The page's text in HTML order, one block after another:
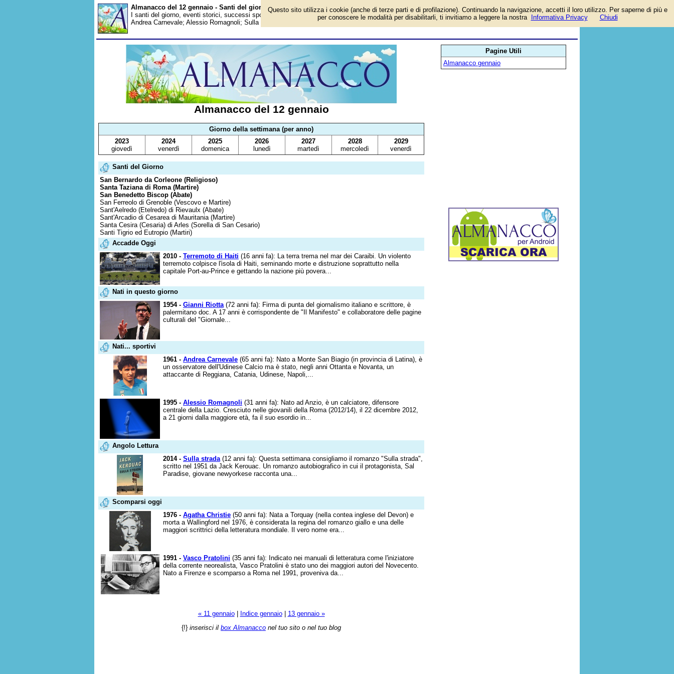
Almanacco del 12 gennaio - Santi del giorno
I santi del giorno, eventi storici, successi sportivi, anniversari e curiosità: Terremoto di Haiti; Gianni Riotta;
Andrea Carnevale; Alessio Romagnoli; Sulla strada; Agatha Christie; Vasco Pratolini
Almanacco del 12 gennaio
Giorno della settimana (per anno)
2023
giovedì
2024
venerdì
2025
domenica
2026
lunedì
2027
martedì
2028
mercoledì
2029
venerdì
Santi del Giorno
San Bernardo da Corleone (Religioso)
Santa Taziana di Roma (Martire)
San Benedetto Biscop (Abate)
San Ferreolo di Grenoble (Vescovo e Martire)
Sant'Aelredo (Etelredo) di Rievaulx (Abate)
Sant'Arcadio di Cesarea di Mauritania (Martire)
Santa Cesira (Cesaria) di Arles (Sorella di San Cesario)
Santi Tigrio ed Eutropio (Martiri)
Accadde Oggi
2010 - Terremoto di Haiti (16 anni fa): La terra trema nel mar dei Caraibi. Un violento
terremoto colpisce l'isola di Haiti, seminando morte e distruzione soprattutto nella
capitale Port-au-Prince e gettando la nazione più povera...
Nati in questo giorno
1954 - Gianni Riotta(72 anni fa): Firma di punta del giornalismo italiano e scrittore, è
palermitano doc. A 17 anni è corrispondente de "Il Manifesto" e collaboratore delle pagine
culturali del "Giornale...
Nati... sportivi
1961 - Andrea Carnevale (65 anni fa): Nato a Monte San Biagio (in provincia di Latina), è
un osservatore dell'Udinese Calcio ma è stato, negli anni Ottanta e Novanta, un
attaccante di Reggiana, Catania, Udinese, Napoli,...
1995 - Alessio Romagnoli (31 anni fa): Nato ad Anzio, è un calciatore, difensore
centrale della Lazio. Cresciuto nelle giovanili della Roma (2012/14), il 22 dicembre 2012,
a 21 giorni dalla maggiore età, fa il suo esordio in...
Angolo Lettura
2014 - Sulla strada(12 anni fa): Questa settimana consigliamo il romanzo "Sulla strada",
scritto nel 1951 da Jack Kerouac. Un romanzo autobiografico in cui il protagonista, Sal
Paradise, giovane newyorkese racconta una...
Scomparsi oggi
1976 - Agatha Christie (50 anni fa): Nata a Torquay (nella contea inglese del Devon) e
morta a Wallingford nel 1976, è considerata la regina del romanzo giallo e una delle
maggiori scrittrici della letteratura mondiale. Il vero nome era...
1991 - Vasco Pratolini (35 anni fa): Indicato nei manuali di letteratura come l'iniziatore
della corrente neorealista, Vasco Pratolini è stato uno dei maggiori autori del Novecento.
Nato a Firenze e scomparso a Roma nel 1991, proveniva da...
« 11 gennaio| Indice gennaio| 13 gennaio »
{!} inserisci il box Almanacco nel tuo sito o nel tuo blog
Pagine Utili
Almanacco gennaio
Questo sito utilizza i cookie (anche di terze parti e di profilazione). Continuando la navigazione, accetti il loro utilizzo. Per saperne di più e
per conoscere le modalità per disabilitarli, ti invitiamo a leggere la nostra
Informativa Privacy Chiudi